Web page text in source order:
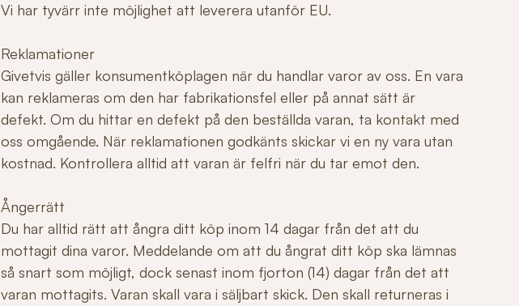
Vi har tyvärr inte möjlighet att leverera utanför EU.
Reklamationer
Givetvis gäller konsumentköplagen när du handlar varor av oss. En vara
kan reklameras om den har fabrikationsfel eller på annat sätt är
defekt. Om du hittar en defekt på den beställda varan, ta kontakt med
oss omgående. När reklamationen godkänts skickar vi en ny vara utan
kostnad. Kontrollera alltid att varan är felfri när du tar emot den.
Ångerrätt
Du har alltid rätt att ångra ditt köp inom 14 dagar från det att du
mottagit dina varor. Meddelande om att du ångrat ditt köp ska lämnas
så snart som möjligt, dock senast inom fjorton (14) dagar från det att
varan mottagits. Varan skall vara i säljbart skick. Den skall returneras i